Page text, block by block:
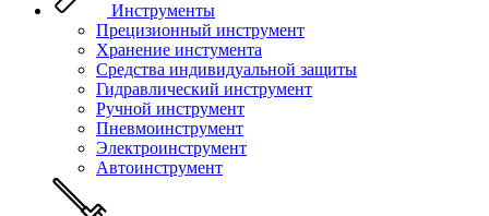
Инструменты
Прецизионный инструмент
Хранение инстумента
Средства индивидуальной защиты
Гидравлический инструмент
Ручной инструмент
Пневмоинструмент
Электроинструмент
Автоинструмент